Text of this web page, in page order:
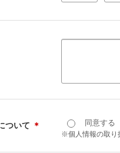
ついて ＊ 同意する
※個人情報の取り